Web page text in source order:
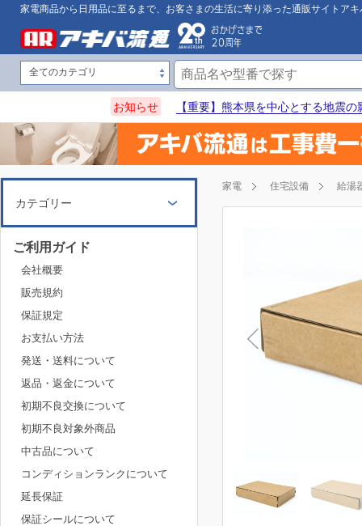
家電商品から日用品に至るまで、お客さまの生活に寄り添った通販サイトアキ
お知らせ 【重要】熊本県を中心とする地震
家電 住宅設備 給湯
カテゴリー
ご利用ガイド
会社概要
販売規約
保証規定
お支払い方法
発送・送料について
返品・返金について
初期不良交換について
初期不良対象外商品
中古品について
コンディションランクについて
延長保証
保証シールについて